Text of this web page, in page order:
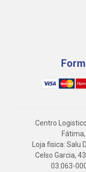
Centro
Loja fisica: Salu
Celso Garcia,
03.063-